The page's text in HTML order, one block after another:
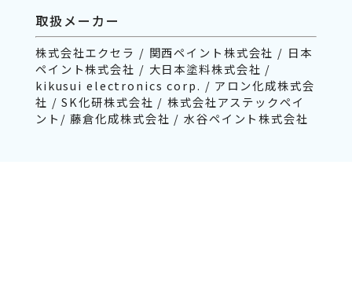
取扱メーカー
株式会社エクセラ / 関西ペイント株式会社 / 日本
ペイント株式会社 / 大日本塗料株式会社 /
kikusui electronics corp. / アロン化成株式会
社 / SK化研株式会社 / 株式会社アステックペイ
ント/ 藤倉化成株式会社 / 水谷ペイント株式会社